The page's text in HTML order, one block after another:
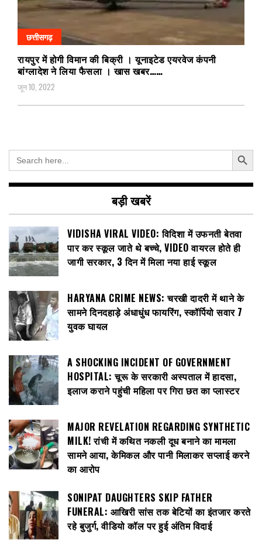
छत्तीसगढ़
रायपुर में होगी विमान की बिक्री । यूनाइटेड एयरवेज कंपनी
बांग्लादेश ने लिया फैसला । खास खबर……
जून 10, 2022
Search
for:
Search Button
बड़ी खबरें
VIDISHA VIRAL VIDEO: विदिशा में उफनती बेतवा
पार कर स्कूल जाते थे बच्चे, VIDEO वायरल होते ही
जागी सरकार, 3 दिन में मिला नया हाई स्कूल
HARYANA CRIME NEWS: चरखी दादरी में थाने के
सामने दिनदहाड़े अंधाधुंध फायरिंग, स्कॉर्पियो सवार 7
युवक घायल
A SHOCKING INCIDENT OF GOVERNMENT
HOSPITAL: चूरू के सरकारी अस्पताल में हादसा,
इलाज कराने पहुंची महिला पर गिरा छत का प्लास्टर
MAJOR REVELATION REGARDING SYNTHETIC
MILK! रांची में कथित नकली दूध बनाने का मामला
सामने आया, केमिकल और पानी मिलाकर सप्लाई करने
का आरोप
SONIPAT DAUGHTERS SKIP FATHER
FUNERAL: आखिरी सांस तक बेटियों का इंतजार करते
रहे बुजुर्ग, वीडियो कॉल पर हुई अंतिम विदाई